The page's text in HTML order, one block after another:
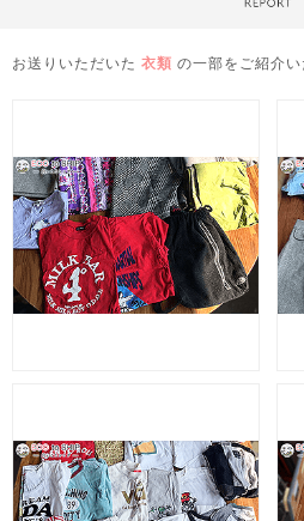
お送りいただいた 衣類 の一部をご紹介い